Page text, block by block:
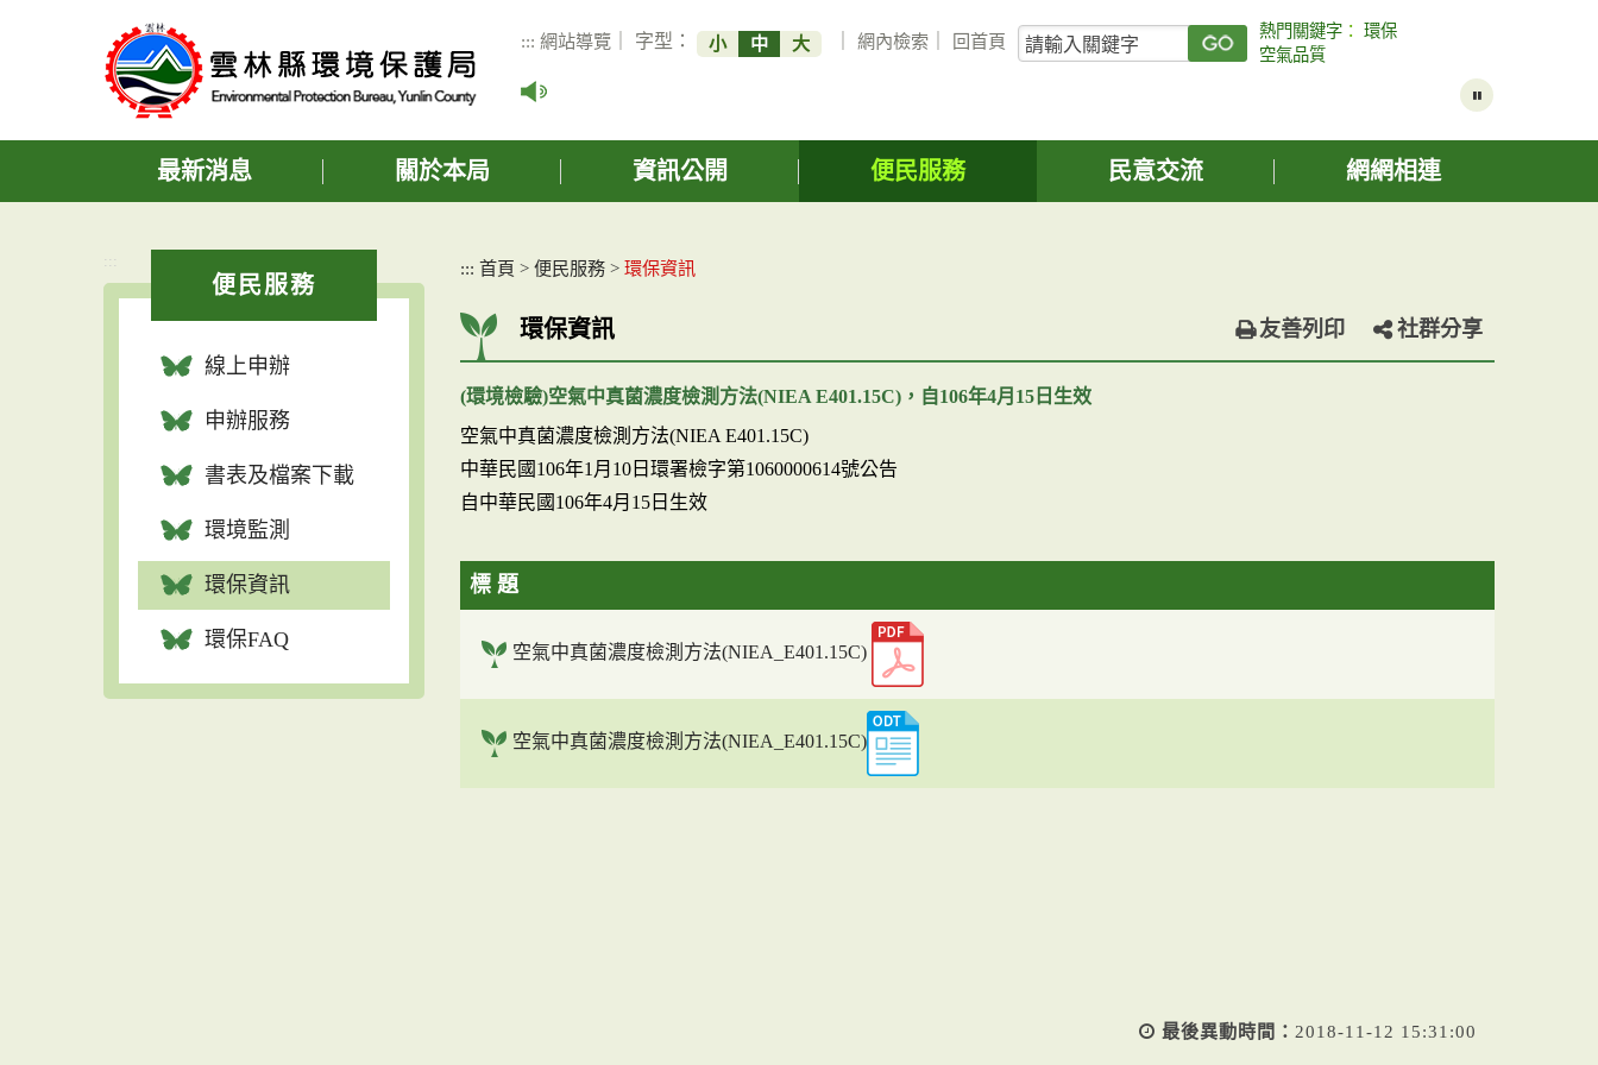
容
::: 網站導覽 ｜ 字型： 小 中 大 ｜網內檢索 回首頁
關
鍵
詢
熱門關鍵字 ：環保
空氣品質
最新消息 關於本局 資訊公開 便民服務 民意交流 網網相連
:::
便民服務
線上申辦
申辦服務
書表及檔案下載
環境監測
環保資訊
環保FAQ
::: 首頁 > 便民服務 > 環保資訊
環保資訊 友善列印 社群分享
(環境檢驗)空氣中真菌濃度檢測方法(NIEA E401.15C)，自106年4月15日生效
空氣中真菌濃度檢測方法(NIEA E401.15C)
中華民國106年1月10日環署檢字第1060000614號公告
自中華民國106年4月15日生效
標 題
空氣中真菌濃度檢測方法(NIEA_E401.15C)
空氣中真菌濃度檢測方法(NIEA_E401.15C)
最後異動時間： 2018-11-12 15:31:00